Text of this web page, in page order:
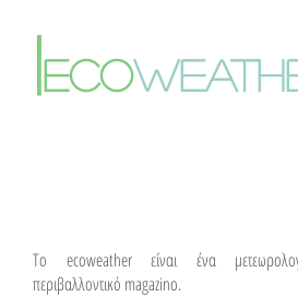
Πότε αλλάζει το σκηνικό
του καιρού
eco
To ecoweather είναι ένα
περιβαλλοντικό magazino.